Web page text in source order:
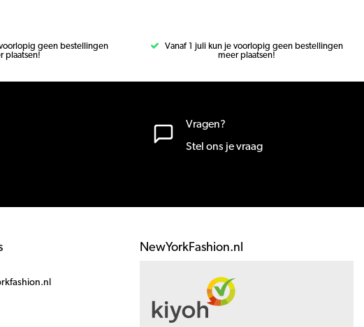
geen bestellingen
plaatsen!
Vanaf 1 juli kun je voorlopig geen bestellingen
meer plaatsen!
Vragen?
Stel ons je vraag
NewYorkFashion.nl